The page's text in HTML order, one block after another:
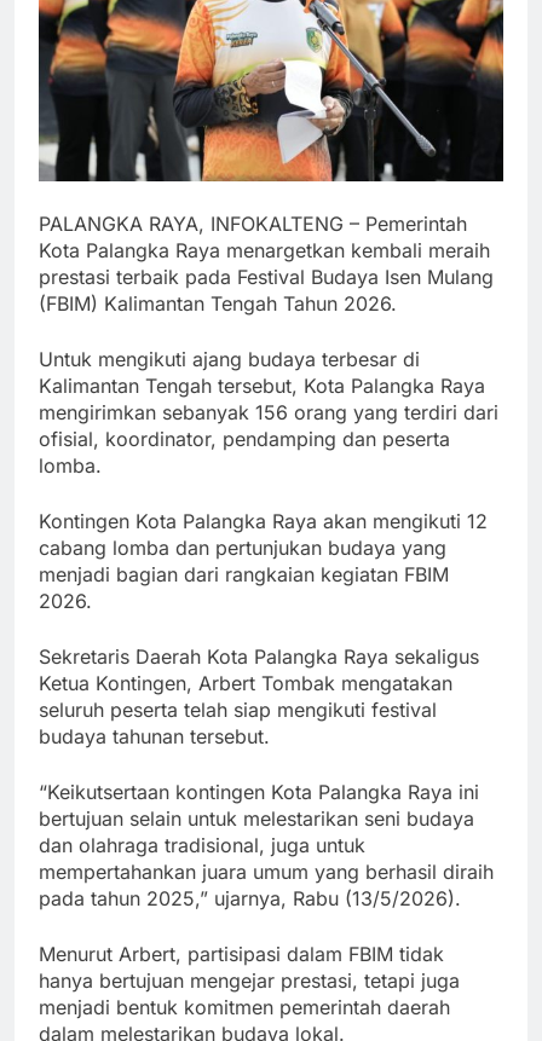
PALANGKA RAYA, INFOKALTENG – Pemerintah
Kota Palangka Raya menargetkan kembali meraih
prestasi terbaik pada Festival Budaya Isen Mulang
(FBIM) Kalimantan Tengah Tahun 2026.
Untuk mengikuti ajang budaya terbesar di
Kalimantan Tengah tersebut, Kota Palangka Raya
mengirimkan sebanyak 156 orang yang terdiri dari
ofisial, koordinator, pendamping dan peserta
lomba.
Kontingen Kota Palangka Raya akan mengikuti 12
cabang lomba dan pertunjukan budaya yang
menjadi bagian dari rangkaian kegiatan FBIM
2026.
Sekretaris Daerah Kota Palangka Raya sekaligus
Ketua Kontingen, Arbert Tombak mengatakan
seluruh peserta telah siap mengikuti festival
budaya tahunan tersebut.
“Keikutsertaan kontingen Kota Palangka Raya ini
bertujuan selain untuk melestarikan seni budaya
dan olahraga tradisional, juga untuk
mempertahankan juara umum yang berhasil diraih
pada tahun 2025,” ujarnya, Rabu (13/5/2026).
Menurut Arbert, partisipasi dalam FBIM tidak
hanya bertujuan mengejar prestasi, tetapi juga
menjadi bentuk komitmen pemerintah daerah
dalam melestarikan budaya lokal.